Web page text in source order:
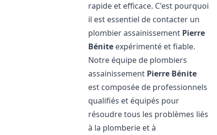
rapide et efficace. C'est pourquoi
il est essentiel de contacter un
plombier assainissement Pierre
Bénite expérimenté et fiable.
Notre équipe de plombiers
assainissement Pierre Bénite
est composée de professionnels
qualifiés et équipés pour
résoudre tous les problèmes liés
à la plomberie et à